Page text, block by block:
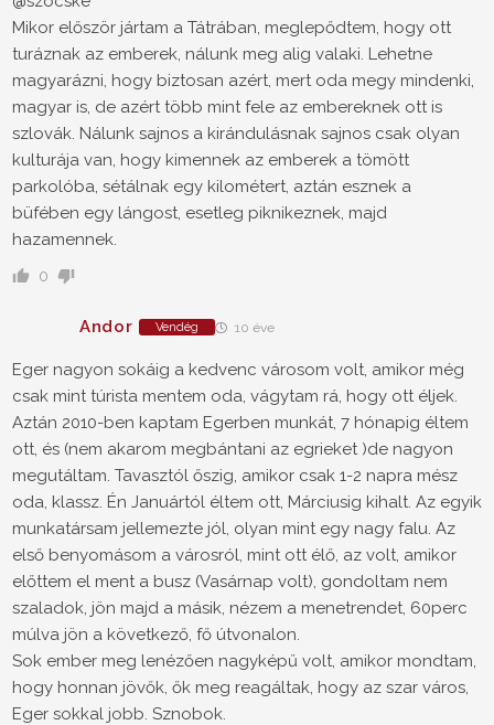
Mikor először jártam a Tátrában, meglepődtem, hogy ott
turáznak az emberek, nálunk meg alig valaki. Lehetne
magyarázni, hogy biztosan azért, mert oda megy mindenki,
magyar is, de azért több mint fele az embereknek ott is
szlovák. Nálunk sajnos a kirándulásnak sajnos csak olyan
kulturája van, hogy kimennek az emberek a tömött
parkolóba, sétálnak egy kilométert, aztán esznek a
büfében egy lángost, esetleg piknikeznek, majd
hazamennek.
0
Andor Vendég 10 éve
Eger nagyon sokáig a kedvenc városom volt, amikor még
csak mint túrista mentem oda, vágytam rá, hogy ott éljek.
Aztán 2010-ben kaptam Egerben munkát, 7 hónapig éltem
ott, és (nem akarom megbántani az egrieket )de nagyon
megutáltam. Tavasztól őszig, amikor csak 1-2 napra mész
oda, klassz. Én Januártól éltem ott, Márciusig kihalt. Az egyik
munkatársam jellemezte jól, olyan mint egy nagy falu. Az
első benyomásom a városról, mint ott élő, az volt, amikor
előttem el ment a busz (Vasárnap volt), gondoltam nem
szaladok, jön majd a másik, nézem a menetrendet, 60perc
múlva jön a következő, fő útvonalon.
Sok ember meg lenézően nagyképű volt, amikor mondtam,
hogy honnan jövők, ők meg reagáltak, hogy az szar város,
Eger sokkal jobb. Sznobok.